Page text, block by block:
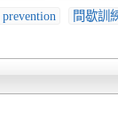
間歇訓